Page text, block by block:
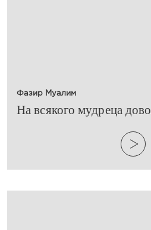
Фазир Муалим
​На всякого мудреца